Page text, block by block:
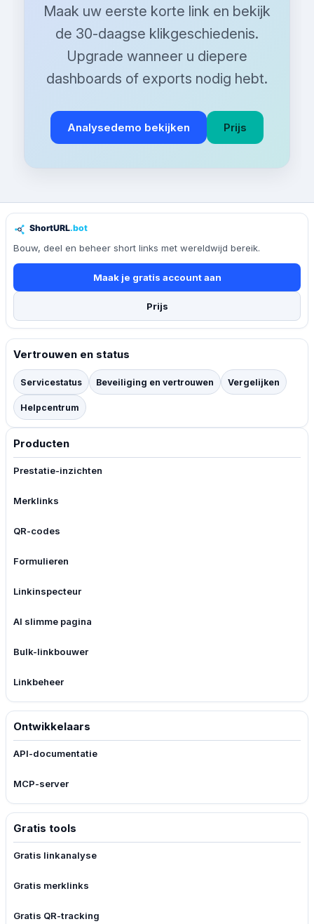
Maak uw eerste korte link en bekijk
de 30-daagse klikgeschiedenis.
Upgrade wanneer u diepere
dashboards of exports nodig hebt.
Analysedemo bekijken Prijs
Bouw, deel en beheer short links met wereldwijd bereik.
Maak je gratis account aan
Prijs
Vertrouwen en status
Servicestatus Beveiliging en vertrouwen Vergelijken
Helpcentrum
Producten
Prestatie-inzichten
Merklinks
QR-codes
Formulieren
Linkinspecteur
AI slimme pagina
Bulk-linkbouwer
Linkbeheer
Ontwikkelaars
API-documentatie
MCP-server
Gratis tools
Gratis linkanalyse
Gratis merklinks
Gratis QR-tracking